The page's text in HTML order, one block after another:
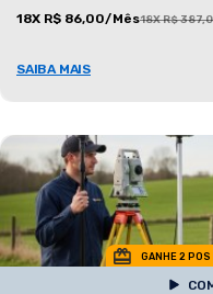
18X R$ 86,00/Mês18X R$
SAIBA MAIS
GANHE 2 POS